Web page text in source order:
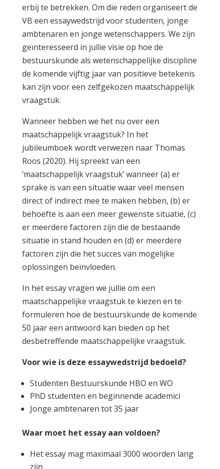
erbij te betrekken. Om die reden organiseert de
VB een essaywedstrijd voor studenten, jonge
ambtenaren en jonge wetenschappers. We zijn
geïnteresseerd in jullie visie op hoe de
bestuurskunde als wetenschappelijke discipline
de komende vijftig jaar van positieve betekenis
kan zijn voor een zelfgekozen maatschappelijk
vraagstuk.
Wanneer hebben we het nu over een
maatschappelijk vraagstuk? In het
jubileumboek wordt verwezen naar Thomas
Roos (2020). Hij spreekt van een
‘maatschappelijk vraagstuk’ wanneer (a) er
sprake is van een situatie waar veel mensen
direct of indirect mee te maken hebben, (b) er
behoefte is aan een meer gewenste situatie, (c)
er meerdere factoren zijn die de bestaande
situatie in stand houden en (d) er meerdere
factoren zijn die het succes van mogelijke
oplossingen beïnvloeden.
In het essay vragen we jullie om een
maatschappelijke vraagstuk te kiezen en te
formuleren hoe de bestuurskunde de komende
50 jaar een antwoord kan bieden op het
desbetreffende maatschappelijke vraagstuk.
Voor wie is deze essaywedstrijd bedoeld?
Studenten Bestuurskunde HBO en WO
PhD studenten en beginnende academici
Jonge ambtenaren tot 35 jaar
Waar moet het essay aan voldoen?
Het essay mag maximaal 3000 woorden lang
zijn